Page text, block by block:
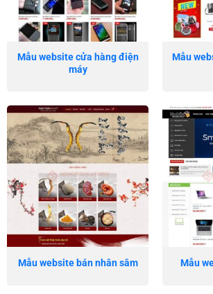
Mẫu website cửa hàng điện
máy
Mẫu
Mẫu website bán nhân sâm Mẫu